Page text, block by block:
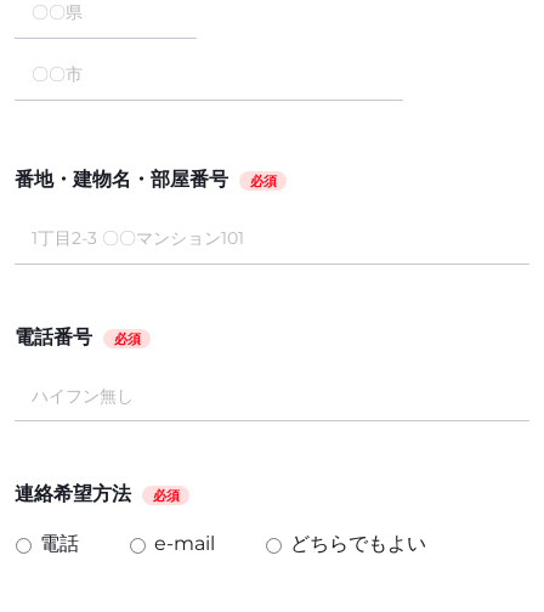
番地・建物名・部屋番号 必須
電話番号 必須
連絡希望方法 必須
電話 e-mail どちらでもよい